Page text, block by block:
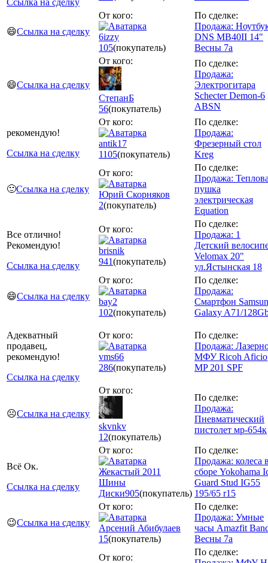
😄Ссылка на сделку
От кого:
6izzy
105(покупатель)
По сделке:
Продажа:
DNS MB40II 14"
Весны 7а
😄Ссылка на сделку
От кого:
СтепанБ
56(покупатель)
По сделке:
Продажа:
Электрогитара
Schecter Demon-6
ABSN
рекомендую!
Ссылка на сделку
От кого:
antik17
1105(покупатель)
По сделке:
Продажа:
Фрезерный стол
Kreg
🙂Ссылка на сделку
От кого:
Юрий Скорняков
2(покупатель)
По сделке:
Продажа:
пушка
электрическая
Equation
Все отлично!
Рекомендую!
Ссылка на сделку
От кого:
brisnik
941(покупатель)
По сделке:
Продажа: 1
Детский
Velomax 20"
ул.Ястынская 18
😄Ссылка на сделку
От кого:
bay2
102(покупатель)
По сделке:
Продажа:
Смартфон
Galaxy A71/
Адекватный
продавец,
рекомендую!
Ссылка на сделку
От кого:
vms66
286(покупатель)
По сделке:
Продажа:
МФУ Ricoh Aficio
MP 201 SPF
☹️Ссылка на сделку
От кого:
skvnkv
12(покупатель)
По сделке:
Продажа:
Пневматический
пистолет мр-654к
Всё Ок.
Ссылка на сделку
От кого:
Жекастый 2011
Шины
Диски905(покупатель)
По сделке:
Продажа: колеса
сборе Yokohama
Guard Stud IG55
195/65 r15
😉Ссылка на сделку
От кого:
Арсений Абибулаев
15(покупатель)
По сделке:
Продажа: Умные
часы Amazfit
Весны 7а
От кого:
По сделке: